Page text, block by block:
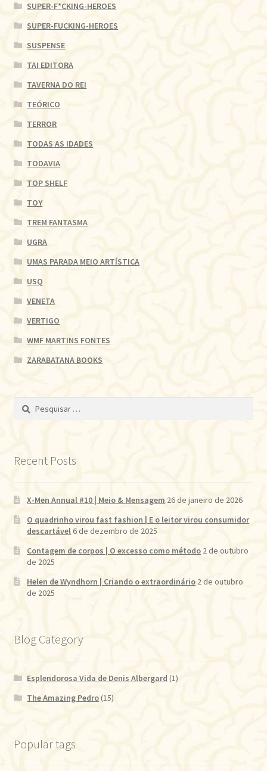
SUPER-F*CKING-HEROES
SUPER-FUCKING-HEROES
SUSPENSE
TAI EDITORA
TAVERNA DO REI
TEÓRICO
TERROR
TODAS AS IDADES
TODAVIA
TOP SHELF
TOY
TREM FANTASMA
UGRA
UMAS PARADA MEIO ARTÍSTICA
USQ
VENETA
VERTIGO
WMF MARTINS FONTES
ZARABATANA BOOKS
Pesquisar
Recent Posts
X-Men Annual #10 | Meio & Mensagem 26 de janeiro de 2026
O quadrinho virou fast fashion | E o leitor virou consumidor
descartável 6 de dezembro de 2025
Contagem de corpos | O excesso como método 2 de outubro
de 2025
Helen de Wyndhorn | Criando o extraordinário 2 de outubro
de 2025
Blog Category
Esplendorosa Vida de Denis Albergard (1)
The Amazing Pedro(15)
Popular tags